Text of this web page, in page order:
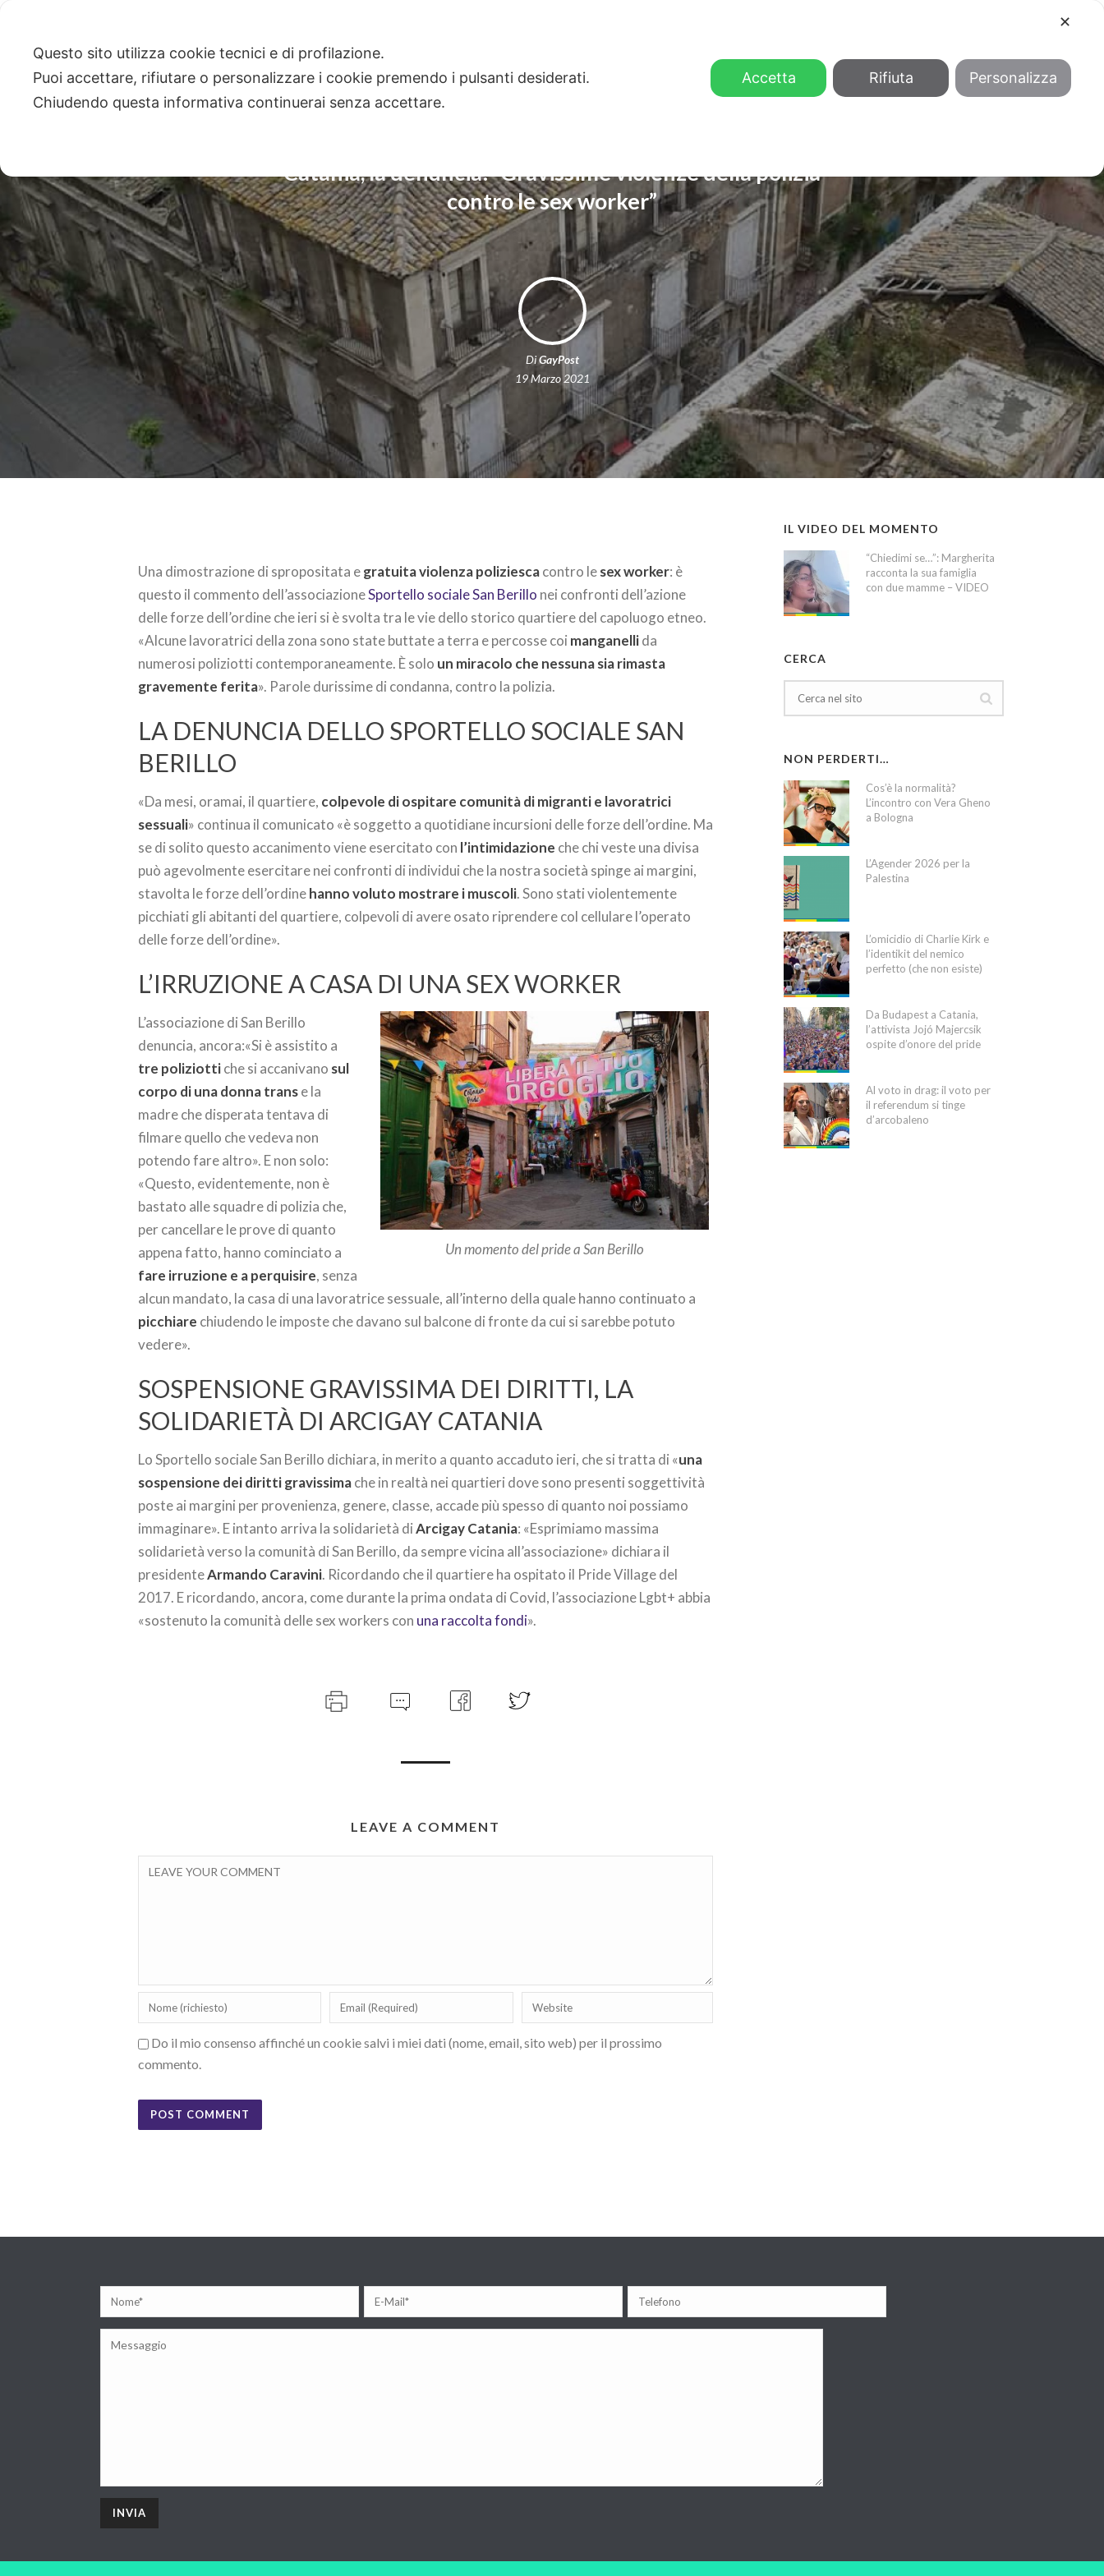
Catania, la denuncia: “Gravissime violenze della polizia
contro le sex worker”
DiGayPost
19 Marzo 2021
Una dimostrazione di spropositata egratuita violenza poliziescacontro lesex worker: è
questo il commento dell’associazioneSportello sociale San Berillo nei confronti dell’azione
delle forze dell’ordine che ieri si è svolta tra le vie dello storico quartiere del capoluogo etneo.
«Alcune lavoratrici della zona sono state buttate a terra e percosse coi manganellida
numerosi poliziotti contemporaneamente. È solo un miracolo che nessuna sia rimasta
gravemente ferita». Parole durissime di condanna, contro la polizia.
LA DENUNCIA DELLO SPORTELLO SOCIALE SAN
BERILLO
«Da mesi, oramai, il quartiere, colpevole di ospitare comunità di migranti e lavoratrici
sessuali» continua il comunicato «è soggetto a quotidiane incursioni delle forze dell’ordine. Ma
se di solito questo accanimento viene esercitato con l’intimidazione che chi veste una divisa
può agevolmente esercitare nei confronti di individui che la nostra società spinge ai margini,
stavolta le forze dell’ordinehanno voluto mostrare i muscoli. Sono stati violentemente
picchiati gli abitanti del quartiere, colpevoli di avere osato riprendere col cellulare l’operato
delle forze dell’ordine».
L’IRRUZIONE A CASA DI UNA SEX WORKER
Un momento del pride a San Berillo
L’associazione di San Berillo
denuncia, ancora:«Si è assistito a
tre poliziottiche si accanivano sul
corpo di una donna transe la
madre che disperata tentava di
filmare quello che vedeva non
potendo fare altro». E non solo:
«Questo, evidentemente, non è
bastato alle squadre di polizia che,
per cancellare le prove di quanto
appena fatto, hanno cominciato a
fare irruzione e a perquisire, senza
alcun mandato, la casa di una lavoratrice sessuale, all’interno della quale hanno continuato a
picchiare chiudendo le imposte che davano sul balcone di fronte da cui si sarebbe potuto
vedere».
SOSPENSIONE GRAVISSIMA DEI DIRITTI, LA
SOLIDARIETÀ DI ARCIGAY CATANIA
Lo Sportello sociale San Berillo dichiara, in merito a quanto accaduto ieri, che si tratta di «una
sospensione dei diritti gravissimache in realtà nei quartieri dove sono presenti soggettività
poste ai margini per provenienza, genere, classe, accade più spesso di quanto noi possiamo
immaginare». E intanto arriva la solidarietà diArcigay Catania: «Esprimiamo massima
solidarietà verso la comunità di San Berillo, da sempre vicina all’associazione» dichiara il
presidenteArmando Caravini. Ricordando che il quartiere ha ospitato il Pride Village del
2017. E ricordando, ancora, come durante la prima ondata di Covid, l’associazione Lgbt+ abbia
«sostenuto la comunità delle sex workers con una raccolta fondi».
LEAVE A COMMENT
Do il mio consenso affinché un cookie salvi i miei dati (nome, email, sito web) per il prossimo
commento.
IL VIDEO DEL MOMENTO
“Chiedimi se…”: Margherita
racconta la sua famiglia
con due mamme – VIDEO
CERCA
NON PERDERTI…
Cos’è la normalità?
L’incontro con Vera Gheno
a Bologna
L’Agender 2026 per la
Palestina
L’omicidio di Charlie Kirk e
l’identikit del nemico
perfetto (che non esiste)
Da Budapest a Catania,
l’attivista Jojó Majercsik
ospite d’onore del pride
Al voto in drag: il voto per
il referendum si tinge
d’arcobaleno
✕
Questo sito utilizza cookie tecnici e di profilazione.
Puoi accettare, rifiutare o personalizzare i cookie premendo i pulsanti desiderati.
Chiudendo questa informativa continuerai senza accettare.
Accetta Rifiuta Personalizza